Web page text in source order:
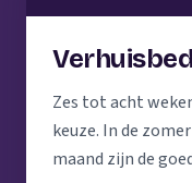
Zes tot acht
keuze. In de
maand zijn de